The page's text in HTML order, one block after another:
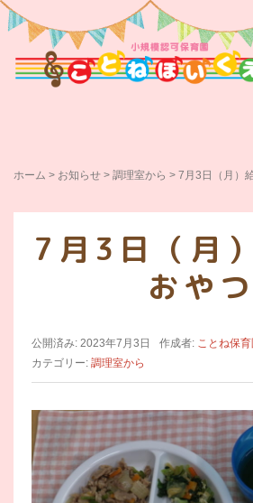
ホーム > お知らせ > 調理室から > 7月3日（月）
7月3日（月
おやつ
公開済み: 2023年7月3日 作成者: ことね保育
カテゴリー: 調理室から